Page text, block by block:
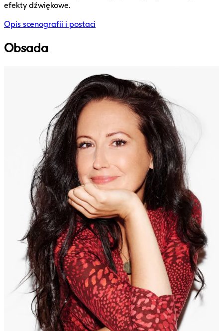
efekty dźwiękowe.
Opis scenografii i postaci
Obsada